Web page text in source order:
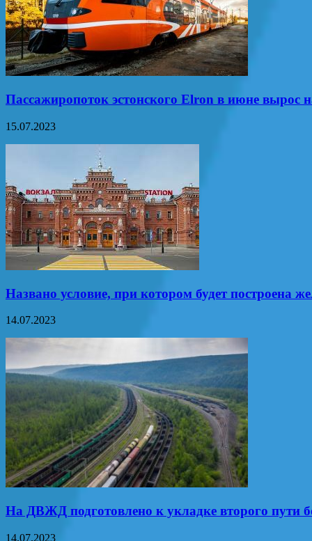
Пассажиропоток эстонского Elron в июне вырос
15.07.2023
Названо условие, при котором будет построена
14.07.2023
На ДВЖД подготовлено к укладке второго пути
14.07.2023